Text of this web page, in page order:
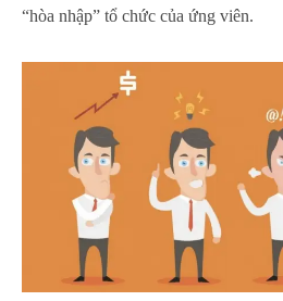
“hòa nhập” tổ chức của ứng viên.